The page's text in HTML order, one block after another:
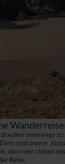
draußen unterwegs
sind unsere
denn hier stehen
Reise.